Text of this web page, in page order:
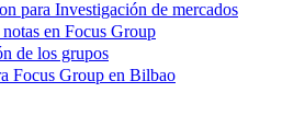
para Investigación de mercados
en Focus Group
de los grupos
Focus Group en Bilbao